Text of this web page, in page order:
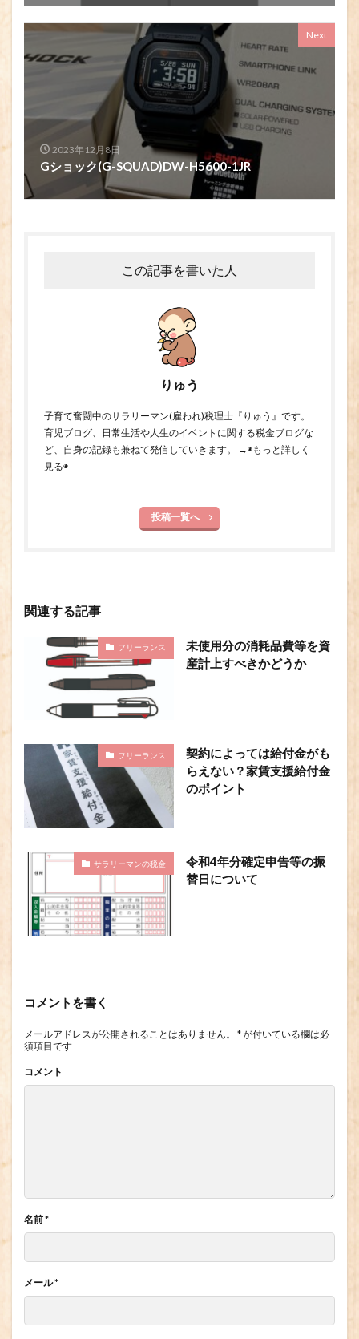
Next
2023年12月8日
Gショック(G-SQUAD)DW-H5600-1JR
この記事を書いた人
りゅう
子育て奮闘中のサラリーマン(雇われ)税理士『りゅう』です。
育児ブログ、日常生活や人生のイベントに関する税金ブログな
ど、自身の記録も兼ねて発信していきます。 →◉もっと詳しく
見る◉
投稿一覧へ
関連する記事
フリーランス
未使用分の消耗品費等を資
産計上すべきかどうか
フリーランス
契約によっては給付金がも
らえない？家賃支援給付金
のポイント
サラリーマンの税金
令和4年分確定申告等の振
替日について
コメントを書く
メールアドレスが公開されることはありません。 *が付いている欄は必
須項目です
コメント
名前*
メール*